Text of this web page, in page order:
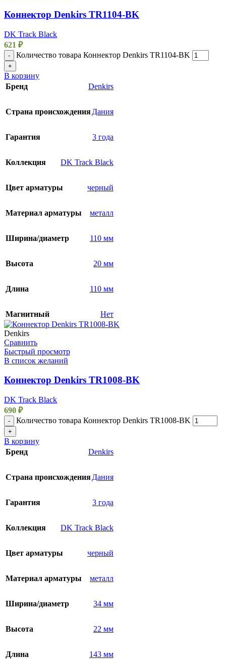
Коннектор Denkirs TR1104-BK
DK Track Black
621 ₽
- Количество товара Коннектор Denkirs TR1104-BK
+
В корзину
Бренд
Denkirs
Страна происхожденияДания
Гарантия 3 года
Коллекция DK Track Black
Цвет арматуры черный
Материал арматуры металл
Ширина/диаметр 110 мм
Высота 20 мм
Длина 110 мм
Магнитный Нет
Denkirs
Сравнить
Быстрый просмотр
В список желаний
Коннектор Denkirs TR1008-BK
DK Track Black
690 ₽
- Количество товара Коннектор Denkirs TR1008-BK
+
В корзину
Бренд
Denkirs
Страна происхожденияДания
Гарантия 3 года
Коллекция DK Track Black
Цвет арматуры черный
Материал арматуры металл
Ширина/диаметр 34 мм
Высота 22 мм
Длина 143 мм